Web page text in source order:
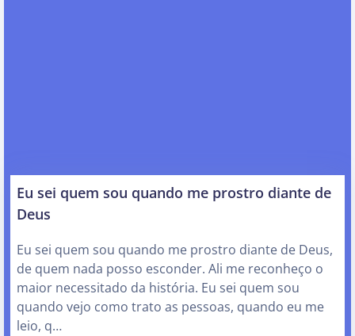
Eu sei quem sou quando me prostro diante de
Deus
Eu sei quem sou quando me prostro diante de Deus,
de quem nada posso esconder. Ali me reconheço o
maior necessitado da história. Eu sei quem sou
quando vejo como trato as pessoas, quando eu me
leio, q…